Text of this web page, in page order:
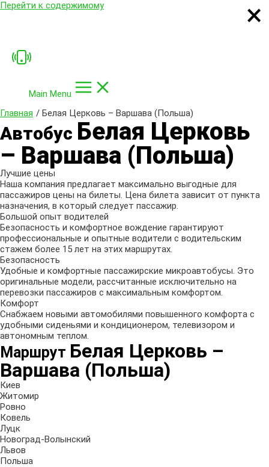
Перейти к содержимому
Main Menu
Главная
Белая Церковь – Варшава (Польша)
Автобус Белая Церковь
– Варшава (Польша)
Лучшие цены
Наша компания предлагает максимально выгодные для
пассажиров цены на билеты. Цена билета зависит от пункта
назначения, в который следует пассажир.
Большой опыт водителей
Безопасность и комфортное вождение гарантируют
профессиональные и опытные водители с водительским
стажем более 15 лет на этих маршрутах.
Безопасность
Удобные и комфортные пассажирские микроавтобусы. Это
оригинальные модели, рассчитанные исключительно на
перевозки пассажиров с максимальным комфортом.
Комфорт
Снабжаем новыми автомобилями повышенного комфорта с
удобными сиденьями и кондиционером, телевизором и
автономным теплом.
Маршрут Белая Церковь –
Варшава (Польша)
Киев
Житомир
Ровно
Ковель
Луцк
Новоград-Волынский
Львов
Польша
×
×
×
×